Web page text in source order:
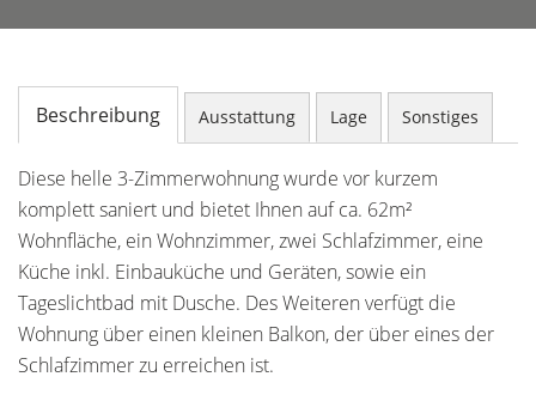
Beschreibung Ausstattung Lage Sonstiges
Diese helle 3-Zimmerwohnung wurde vor kurzem
komplett saniert und bietet Ihnen auf ca. 62m²
Wohnfläche, ein Wohnzimmer, zwei Schlafzimmer, eine
Küche inkl. Einbauküche und Geräten, sowie ein
Tageslichtbad mit Dusche. Des Weiteren verfügt die
Wohnung über einen kleinen Balkon, der über eines der
Schlafzimmer zu erreichen ist.